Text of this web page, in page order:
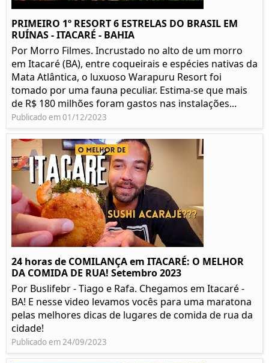
PRIMEIRO 1º RESORT 6 ESTRELAS DO BRASIL EM
RUÍNAS - ITACARÉ - BAHIA
Por Morro Filmes. Incrustado no alto de um morro
em Itacaré (BA), entre coqueirais e espécies nativas da
Mata Atlântica, o luxuoso Warapuru Resort foi
tomado por uma fauna peculiar. Estima-se que mais
de R$ 180 milhões foram gastos nas instalações...
Publicado em 01/12/2023
24 horas de COMILANÇA em ITACARÉ: O MELHOR
DA COMIDA DE RUA! Setembro 2023
Por Buslifebr - Tiago e Rafa. Chegamos em Itacaré -
BA! E nesse video levamos vocês para uma maratona
pelas melhores dicas de lugares de comida de rua da
cidade!
Publicado em 24/09/2023